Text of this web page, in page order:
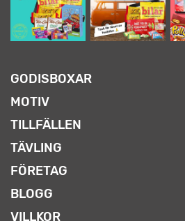
GODISBOXAR
MOTIV
TILLFÄLLEN
TÄVLING
FÖRETAG
BLOGG
VILLKOR